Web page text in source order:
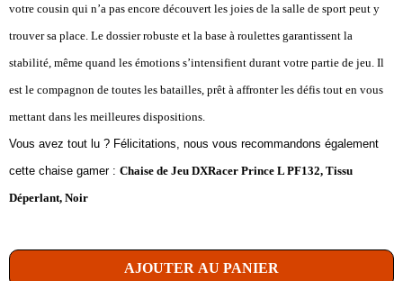
votre cousin qui n’a pas encore découvert les joies de la salle de sport peut y
trouver sa place. Le dossier robuste et la base à roulettes garantissent la
stabilité, même quand les émotions s’intensifient durant votre partie de jeu. Il
est le compagnon de toutes les batailles, prêt à affronter les défis tout en vous
mettant dans les meilleures dispositions.
Vous avez tout lu ? Félicitations, nous vous recommandons également
cette chaise gamer : Chaise de Jeu DXRacer Prince L PF132, Tissu
Déperlant, Noir
AJOUTER AU PANIER